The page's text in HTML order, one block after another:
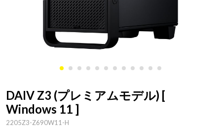
DAIV Z3 (プレミアムモデル) [
Windows 11 ]
2205Z3-Z690W11-H